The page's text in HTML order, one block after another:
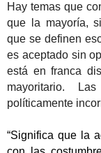
Hay temas que
que la mayoría,
que se definen
es aceptado sin
está en franca
mayoritario.
políticamente
“Significa que la